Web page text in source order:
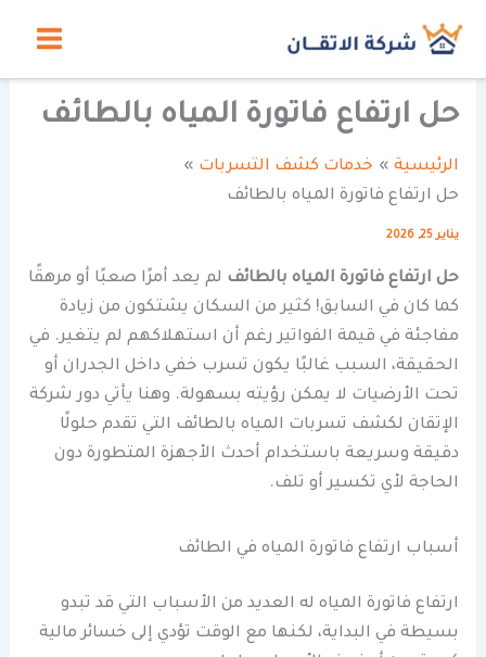
حل ارتفاع فاتورة المياه بالطائف
الرئيسية
خدمات كشف التسربات
حل ارتفاع فاتورة المياه بالطائف
يناير 25, 2026
حل ارتفاع فاتورة المياه بالطائف لم يعد أمرًا صعبًا أو مرهقًا
كما كان في السابق! كثير من السكان يشتكون من زيادة
مفاجئة في قيمة الفواتير رغم أن استهلاكهم لم يتغير. في
الحقيقة، السبب غالبًا يكون تسرب خفي داخل الجدران أو
تحت الأرضيات لا يمكن رؤيته بسهولة. وهنا يأتي دور شركة
الإتقان لكشف تسربات المياه بالطائف التي تقدم حلولًا
دقيقة وسريعة باستخدام أحدث الأجهزة المتطورة دون
الحاجة لأي تكسير أو تلف.
أسباب ارتفاع فاتورة المياه في الطائف
ارتفاع فاتورة المياه له العديد من الأسباب التي قد تبدو
بسيطة في البداية، لكنها مع الوقت تؤدي إلى خسائر مالية